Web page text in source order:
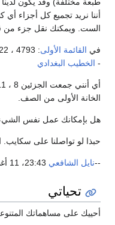
نريد تجميع كل أجزاء أي
ويمكنك نقل جزء من قائمة
القائمة الأولى: 4793 ، 5022 :
الخطيب البغدادي
أي
الأولى من الصف.
بإمكانك عمل نفس الشيء؟
لو تواصلنا على سكايب.
نايل الشافعي23:43، 11 أغسطس 2009 (ت.ع.م.)
تحياتي
على مساهماتك المتنوعة